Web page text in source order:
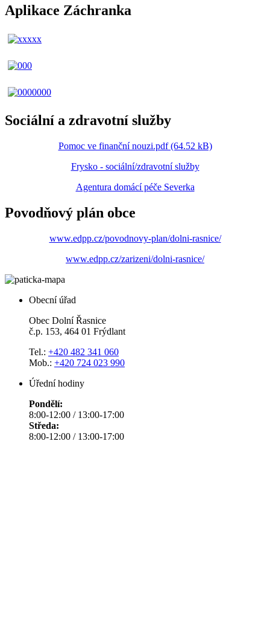
Aplikace Záchranka
Sociální a zdravotní služby
Pomoc ve finanční nouzi.pdf (64.52 kB)
Frysko - sociální/zdravotní služby
Agentura domácí péče Severka
Povodňový plán obce
www.edpp.cz/povodnovy-plan/dolni-rasnice/
www.edpp.cz/zarizeni/dolni-rasnice/
Obecní úřad
Obec Dolní Řasnice
č.p. 153, 464 01 Frýdlant
Tel.: +420 482 341 060
Mob.: +420 724 023 990
Úřední hodiny
Pondělí:
8:00-12:00 / 13:00-17:00
Středa:
8:00-12:00 / 13:00-17:00